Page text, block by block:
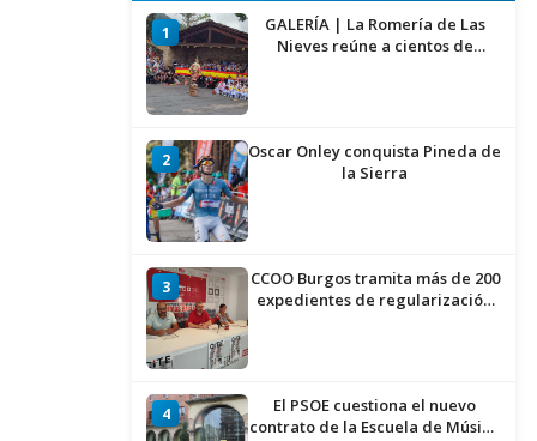
1
GALERÍA | La Romería de Las
Nieves reúne a cientos de
2
Oscar Onley conquista Pineda de
la Sierra
3
CCOO Burgos tramita más de 200
expedientes de regularización
4
El PSOE cuestiona el nuevo
contrato de la Escuela de Música